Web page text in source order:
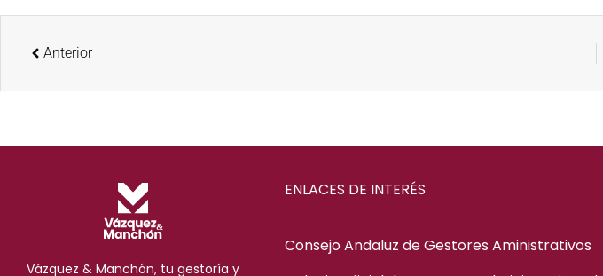
Anterior
Vázquez & Manchón, tu gestoría y
ENLACES DE INTERÉS
Consejo Andaluz de Gestores Aministrativos